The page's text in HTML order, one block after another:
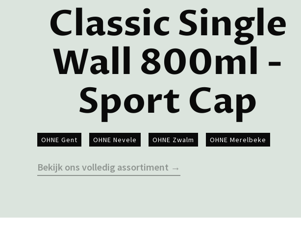
Classic Single
Wall 800ml -
Sport Cap
OHNE Gent OHNE Nevele OHNE Zwalm OHNE Merelbeke
Bekijk ons volledig assortiment →